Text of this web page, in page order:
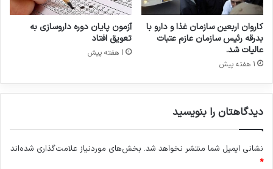
کپی لینک
ت
و
ی
د
ن
کاروان اربعین سازمان غذا و دارو با
بدرقه رئیس سازمان عازم عتبات
عالیات شد.
1 هفته پیش
آزمون پایان دوره داروسازی به
تعویق افتاد
1 هفته پیش
دیدگاهتان را بنویسید
نشانی ایمیل شما منتشر نخواهد شد. بخش‌های موردنیاز علامت‌گذاری شده‌اند
*